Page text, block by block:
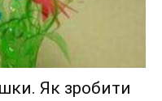
Як зробити